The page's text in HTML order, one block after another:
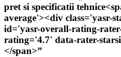
pret si specificatii
average'><div class='yasr-
id='yasr-overall-rating-
rating='4.7' data-rater-
</span>”